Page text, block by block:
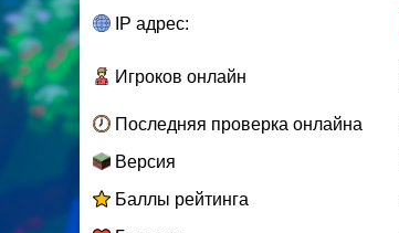
IP адрес:
Игроков онлайн
Последняя проверка онлайна
Версия
Баллы рейтинга